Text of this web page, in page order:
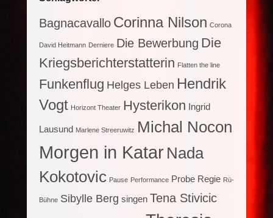
Bagnacavallo Corinna Nilson Corona
David Heitmann Derniere Die Bewerbung Die
Kriegsberichterstatterin Flatten the line
Funkenflug Helges Leben Hendrik
Vogt Horizont Theater Hysterikon Ingrid
Lausund Marlene Streeruwitz Michal Nocon
Morgen in Katar Nada
Kokotovic Pause Performance Probe Regie Rü-
Bühne Sibylle Berg singen Tena Stivicic